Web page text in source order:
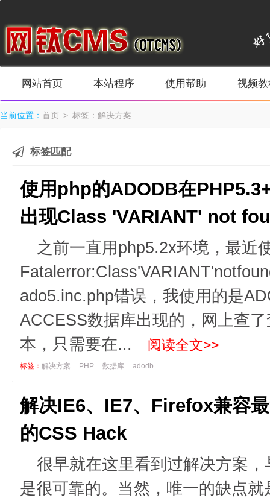
网站首页 本站程序 使用帮助 视频
当前位置： 首页 > 标签：解决方案
标签匹配
使用php的ADODB在
出现Class 'VARIANT' not
之前一直用php5.2x环境，最近
ado5.inc.php错误，我使用的是
ACCESS数据库出现的，网上查
本，只需要在...
阅读全文>>
标签： 解决方案 PHP 数据库 adodb
解决IE6、IE7、Firefox兼容
的CSS Hack
很早就在这里看到过解决方案
是很可靠的。当然，唯一的缺点